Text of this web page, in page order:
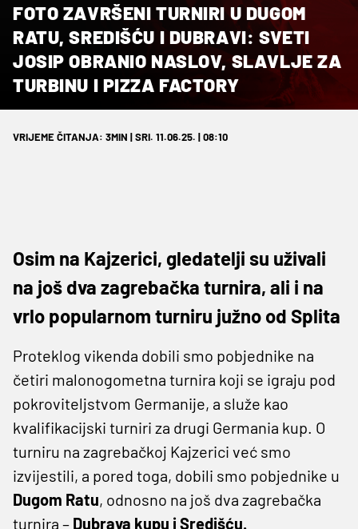
FOTO ZAVRŠENI TURNIRI U DUGOM
RATU, SREDIŠĆU I DUBRAVI: SVETI
JOSIP OBRANIO NASLOV, SLAVLJE ZA
TURBINU I PIZZA FACTORY
VRIJEME ČITANJA: 3MIN | SRI. 11.06.25. | 08:10
Osim na Kajzerici, gledatelji su uživali
na još dva zagrebačka turnira, ali i na
vrlo popularnom turniru južno od Splita
Proteklog vikenda dobili smo pobjednike na
četiri malonogometna turnira koji se igraju pod
pokroviteljstvom Germanije, a služe kao
kvalifikacijski turniri za drugi Germania kup. O
turniru na zagrebačkoj Kajzerici već smo
izvijestili, a pored toga, dobili smo pobjednike u
Dugom Ratu, odnosno na još dva zagrebačka
turnira – Dubrava kupu i Središću.